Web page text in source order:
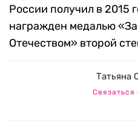
России получил в 2015
награжден медалью
Отечеством» второй
Татьяна
Связаться